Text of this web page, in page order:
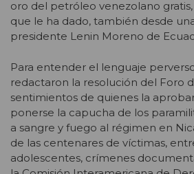
oro del petróleo venezolano
que le ha dado, también desde
presidente Lenin Moreno de
Para entender el lenguaje
redactaron la resolución del Foro
sentimientos de quienes la
ponerse la capucha de los
a sangre y fuego al régimen en
de las centenares de víctimas,
adolescentes, crímenes